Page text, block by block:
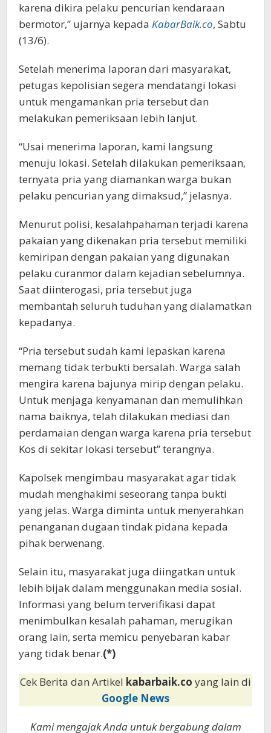
karena dikira pelaku pencurian kendaraan
bermotor,” ujarnya kepada KabarBaik.co, Sabtu
(13/6).
Setelah menerima laporan dari masyarakat,
petugas kepolisian segera mendatangi lokasi
untuk mengamankan pria tersebut dan
melakukan pemeriksaan lebih lanjut.
“Usai menerima laporan, kami langsung
menuju lokasi. Setelah dilakukan pemeriksaan,
ternyata pria yang diamankan warga bukan
pelaku pencurian yang dimaksud,” jelasnya.
Menurut polisi, kesalahpahaman terjadi karena
pakaian yang dikenakan pria tersebut memiliki
kemiripan dengan pakaian yang digunakan
pelaku curanmor dalam kejadian sebelumnya.
Saat diinterogasi, pria tersebut juga
membantah seluruh tuduhan yang dialamatkan
kepadanya.
“Pria tersebut sudah kami lepaskan karena
memang tidak terbukti bersalah. Warga salah
mengira karena bajunya mirip dengan pelaku.
Untuk menjaga kenyamanan dan memulihkan
nama baiknya, telah dilakukan mediasi dan
perdamaian dengan warga karena pria tersebut
Kos di sekitar lokasi tersebut” terangnya.
Kapolsek mengimbau masyarakat agar tidak
mudah menghakimi seseorang tanpa bukti
yang jelas. Warga diminta untuk menyerahkan
penanganan dugaan tindak pidana kepada
pihak berwenang.
Selain itu, masyarakat juga diingatkan untuk
lebih bijak dalam menggunakan media sosial.
Informasi yang belum terverifikasi dapat
menimbulkan kesalah pahaman, merugikan
orang lain, serta memicu penyebaran kabar
yang tidak benar.(*)
Cek Berita dan Artikel kabarbaik.co yang lain di
Google News
Kami mengajak Anda untuk bergabung dalam